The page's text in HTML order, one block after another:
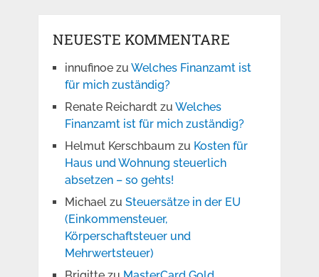
NEUESTE KOMMENTARE
innufinoezu Welches Finanzamt ist
für mich zuständig?
Renate Reichardtzu Welches
Finanzamt ist für mich zuständig?
Helmut Kerschbaum zu Kosten für
Haus und Wohnung steuerlich
absetzen – so gehts!
Michaelzu Steuersätze in der EU
(Einkommensteuer,
Körperschaftsteuer und
Mehrwertsteuer)